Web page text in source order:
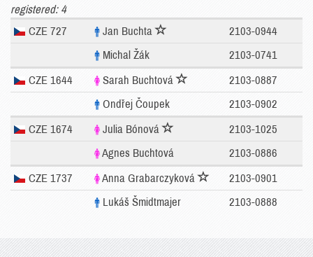
registered: 4
CZE 727
Jan Buchta
2103-0944
Michal Žák
2103-0741
CZE 1644 Sarah Buchtová
2103-0887
Ondřej Čoupek
2103-0902
CZE 1674 Julia Bónová
2103-1025
Agnes Buchtová
2103-0886
CZE 1737 Anna Grabarczyková
2103-0901
Lukáš Šmidtmajer
2103-0888